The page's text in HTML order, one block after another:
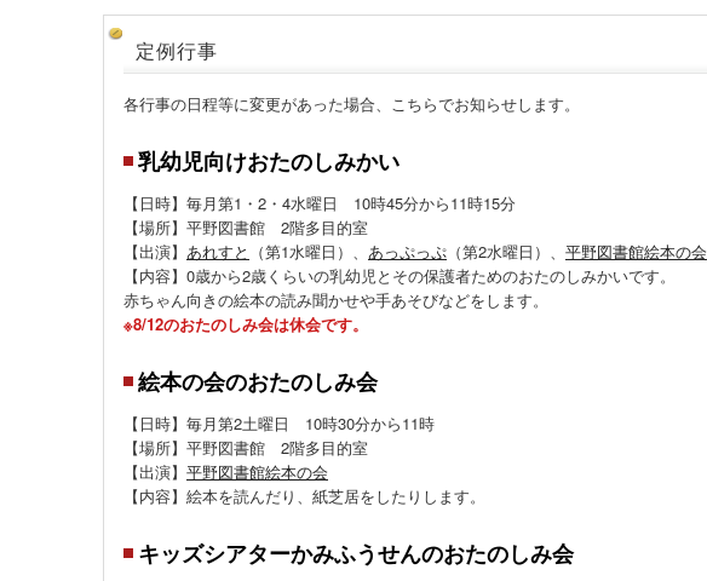
定例行事
各行事の日程等に変更があった場合、こちらでお知らせします。
乳幼児向けおたのしみかい
【日時】毎月第1・2・4水曜日 10時45分から11時15分
【場所】平野図書館 2階多目的室
【出演】 あれすと （第1水曜日）、 あっぷっぷ （第2水曜日）、 平野図書館絵本の会
【内容】0歳から2歳くらいの乳幼児とその保護者ためのおたのしみかいです。
赤ちゃん向きの絵本の読み聞かせや手あそびなどをします。
※8/12のおたのしみ会は休会です。
絵本の会のおたのしみ会
【日時】毎月第2土曜日 10時30分から11時
【場所】平野図書館 2階多目的室
【出演】 平野図書館絵本の会
【内容】絵本を読んだり、紙芝居をしたりします。
キッズシアターかみふうせんのおたのしみ会